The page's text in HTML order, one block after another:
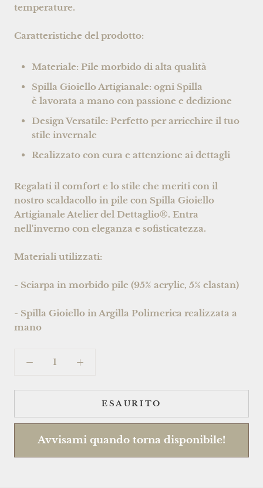
temperature.
Caratteristiche del prodotto:
Materiale: Pile morbido di alta qualità
Spilla Gioiello Artigianale: ogni Spilla
è lavorata a mano con passione e dedizione
Design Versatile: Perfetto per arricchire il tuo
stile invernale
Realizzato con cura e attenzione ai dettagli
Regalati il comfort e lo stile che meriti con il
nostro scaldacollo in pile con Spilla Gioiello
Artigianale Atelier del Dettaglio®. Entra
nell'inverno con eleganza e sofisticatezza.
Materiali utilizzati:
- Sciarpa in morbido pile (95% acrylic, 5% elastan)
- Spilla Gioiello in Argilla Polimerica realizzata a
mano
ESAURITO
Avvisami quando torna disponibile!